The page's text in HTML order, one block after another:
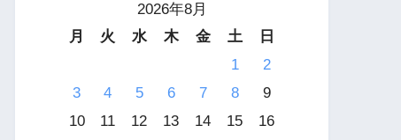
2026年8月
月
火 水 木 金 土
日
1
2
3
4 5 6 7 8
9
10
11 12 13 14 15
16